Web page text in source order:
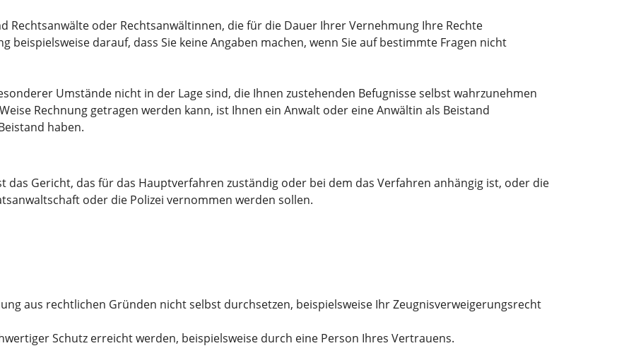
Rechtsanwälte oder Rechtsanwältinnen, die für die Dauer Ihrer Vernehmung Ihre Rechte
beispielsweise darauf, dass Sie keine Angaben machen, wenn Sie auf bestimmte Fragen nicht
Umstände nicht in der Lage sind, die Ihnen zustehenden Befugnisse selbst wahrzunehmen
Rechnung getragen werden kann, ist Ihnen ein Anwalt oder eine Anwältin als Beistand
haben.
das Gericht, das für das Hauptverfahren zuständig oder bei dem das Verfahren anhängig ist, oder die
oder die Polizei vernommen werden sollen.
aus rechtlichen Gründen nicht selbst durchsetzen, beispielsweise Ihr Zeugnisverweigerungsrecht
Schutz erreicht werden, beispielsweise durch eine Person Ihres Vertrauens.